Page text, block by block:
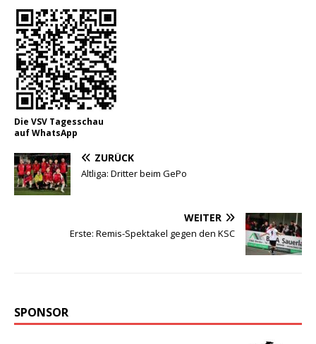
Die VSV Tagesschau
auf WhatsApp
ZURÜCK
Altliga: Dritter beim GePo
WEITER
Erste: Remis-Spektakel gegen den KSC
SPONSOR